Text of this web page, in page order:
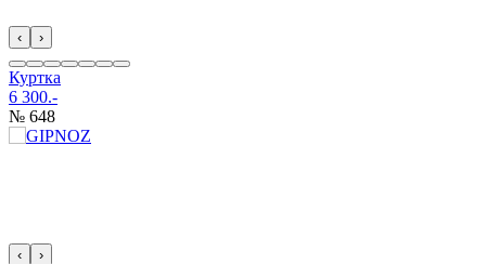
‹ ›
Куртка
6 300.-
№ 648
‹ ›